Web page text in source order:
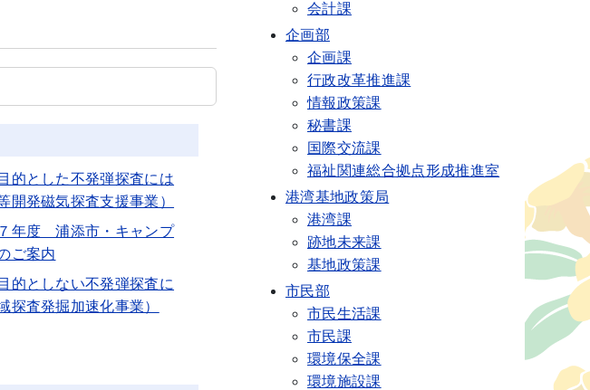
的とした不発弾探査には
開発磁気探査支援事業）
年度 浦添市・キャンプ
ご案内
的としない不発弾探査に
探査発掘加速化事業）
会計課
企画部
企画課
行政改革推進課
情報政策課
秘書課
国際交流課
福祉関連総合拠点形成推進室
港湾基地政策局
港湾課
跡地未来課
基地政策課
市民部
市民生活課
市民課
環境保全課
環境施設課